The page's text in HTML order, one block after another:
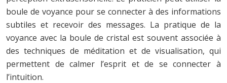
boule de voyance pour se connecter à des informations
subtiles et recevoir des messages. La pratique de la
voyance avec la boule de cristal est souvent associée à
des techniques de méditation et de visualisation, qui
permettent de calmer l’esprit et de se connecter à
l’intuition.